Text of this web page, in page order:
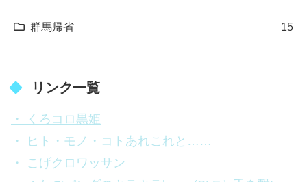
群馬帰省 15
リンク一覧
・ くろコロ黒姫
・ ヒト・モノ・コトあれこれと……
・ こげクロワッサン